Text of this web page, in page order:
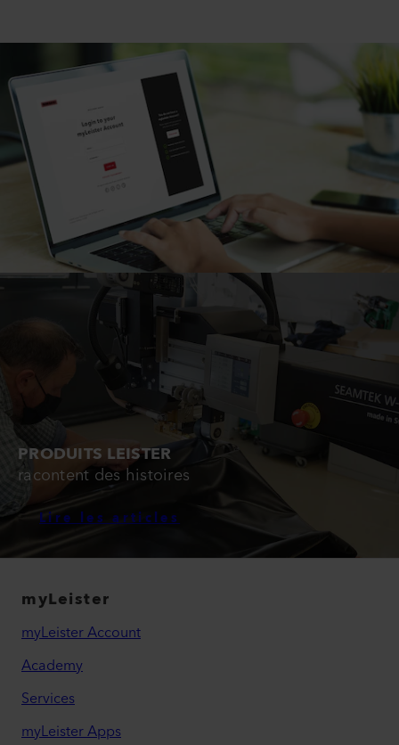
PRODUITS LEISTER
racontent des histoires
Lire les articles
myLeister
myLeister Account
Academy
Services
myLeister Apps